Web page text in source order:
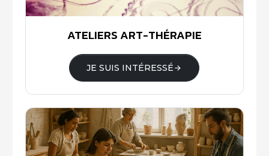
ATELIERS ART-THÉRAPIE
JE SUIS INTÉRESSÉ